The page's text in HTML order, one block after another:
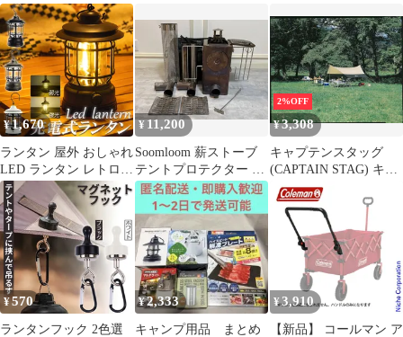
用品 キャンプテント 4
シュテーブル 計4点セ
ット 折り畳み椅子 キャ
ンプ用品 現状品 検i
ラカップ まな板 鍋敷き
まとめ売り 【FJ0701】
¥1,670
ランタン 屋外 おしゃれ
LED ランタン レトロ
無段階調光 USB充電式
小型 暖色 アウトドア
キャンプ用品 夜釣り 応
急 防災 停電用 非常用
リチウム電池内蔵 キャ
ンプ用品
¥11,200
Soomloom 薪ストーブ
テントプロテクター 折
りたたみ 暖炉 キャンプ
用品
2%OFF
¥3,308
キャプテンスタッグ
(CAPTAIN STAG) キャ
ンプ用品 テント タープ
サンシェード プレーナ
ヘキサ タープ セット
M-3155
¥570
ランタンフック 2色選
¥2,333
キャンプ用品 まとめ
¥3,910
【新品】 コールマン ア